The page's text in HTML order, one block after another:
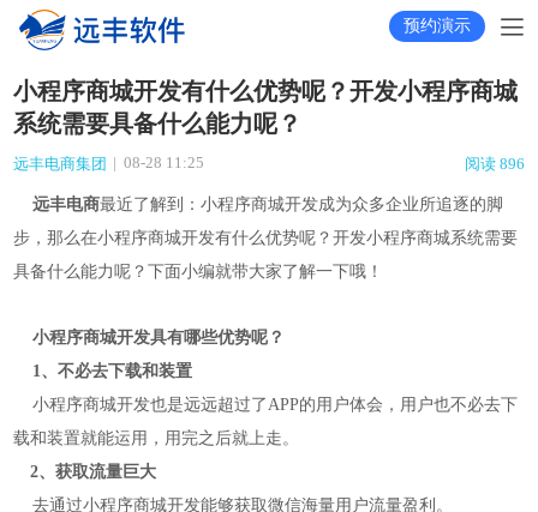
预约演示
小程序商城开发有什么优势呢？开发小程序商城
系统需要具备什么能力呢？
远丰电商集团 | 08-28 11:25 阅读 896
远丰电商最近了解到：小程序商城开发成为众多企业所追逐的脚
步，那么在小程序商城开发有什么优势呢？开发小程序商城系统需要
具备什么能力呢？下面小编就带大家了解一下哦！
小程序商城开发具有哪些优势呢？
1、不必去下载和装置
小程序商城开发也是远远超过了APP的用户体会，用户也不必去下
载和装置就能运用，用完之后就上走。
2、获取流量巨大
去通过小程序商城开发能够获取微信海量用户流量盈利。